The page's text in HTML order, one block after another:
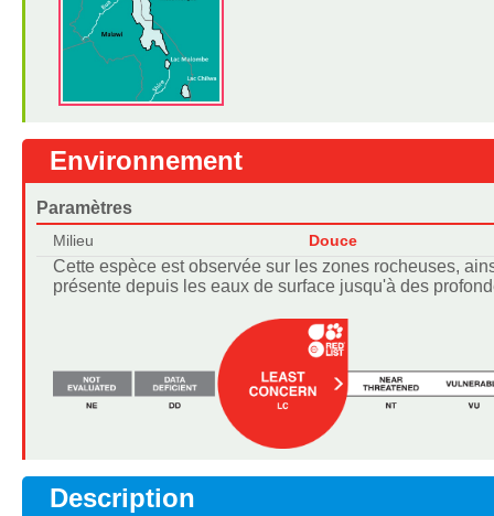
Environnement
Paramètres
Milieu Douce
Cette espèce est observée sur les zones rocheuses,
présente depuis les eaux de surface jusqu'à des
Description